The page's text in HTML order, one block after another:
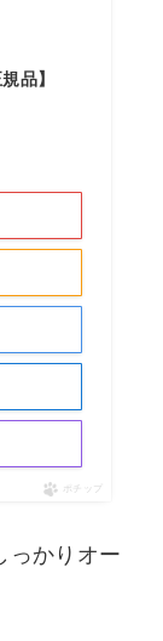
品】
ポチップ
っかりオー